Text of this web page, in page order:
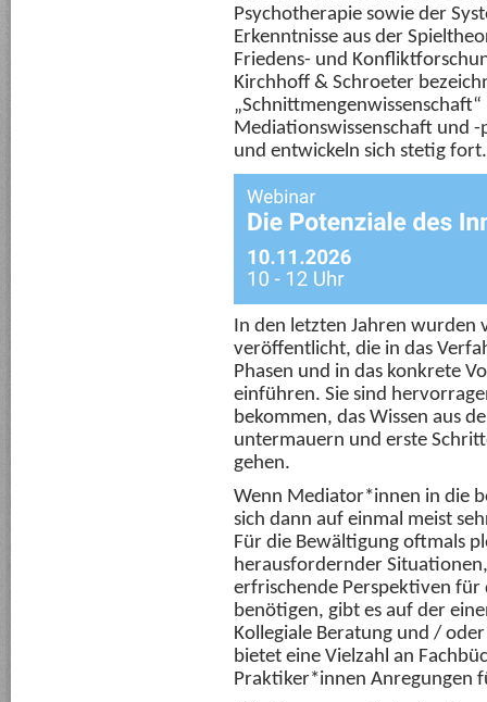
Psychotherapie sowie der
Erkenntnisse aus der
Friedens- und
Kirchhoff & Schroeter
Mediationswissenschaft und
und entwickeln sich stetig fort.
In den letzten Jahren wurden
veröffentlicht, die in das
Phasen und in das konkrete
einführen. Sie sind
bekommen, das Wissen aus
untermauern und erste
gehen.
Wenn Mediator*innen in die
sich dann auf einmal meist
Für die Bewältigung oftmals
herausfordernder
erfrischende Perspektiven
benötigen, gibt es auf der
Kollegiale Beratung und /
bietet eine Vielzahl an
Praktiker*innen Anregungen